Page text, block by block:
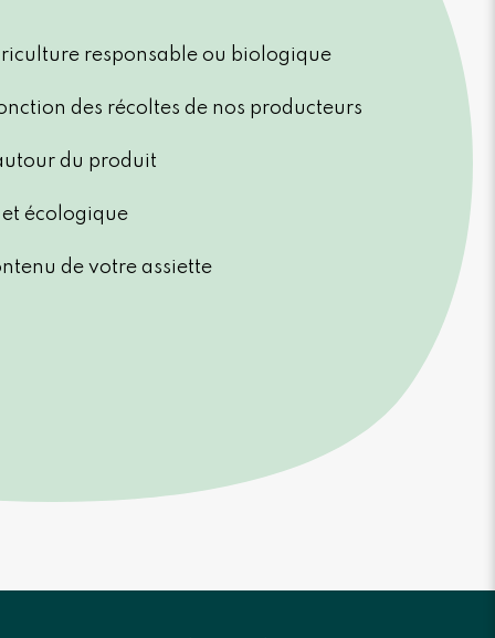
responsable ou biologique
des récoltes de nos producteurs
du produit
écologique
de votre assiette